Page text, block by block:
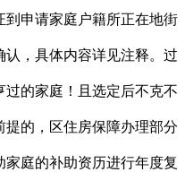
到申请家庭户籍所正在地街
，具体内容详见注释。过
的家庭！且选定后不克不
提的，区住房保障办理部分
庭的补助资历进行年度复